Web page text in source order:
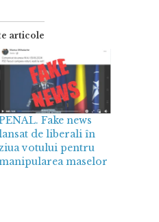
articole
Fake news
de liberali în
votului pentru
maselor